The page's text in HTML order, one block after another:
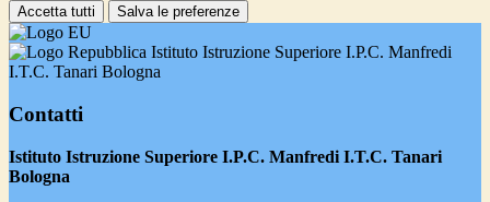
Accetta tutti Salva le preferenze
Istituto Istruzione Superiore I.P.C. Manfredi
I.T.C. Tanari Bologna
Contatti
Istituto Istruzione Superiore I.P.C. Manfredi I.T.C. Tanari
Bologna